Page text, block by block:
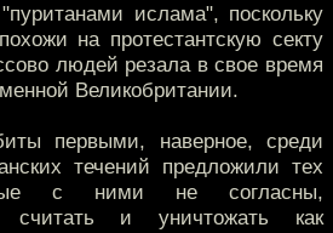
ислама", поскольку
на протестантскую секту
людей резала в свое время
Великобритании.
первыми, наверное, среди
течений предложили тех
с ними не согласны,
считать и уничтожать как